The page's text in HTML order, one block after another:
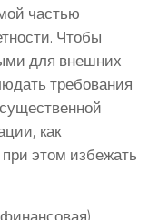
частью
Чтобы
для внешних
требования
как
этом избежать